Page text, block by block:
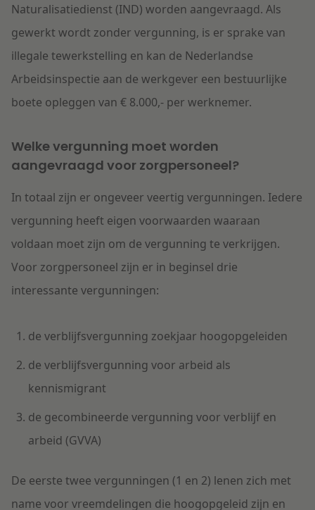
Naturalisatiedienst (IND) worden aangevraagd. Als
gewerkt wordt zonder vergunning, is er sprake van
illegale tewerkstelling en kan de Nederlandse
Arbeidsinspectie aan de werkgever een bestuurlijke
boete opleggen van € 8.000,- per werknemer.
Welke vergunning moet worden
aangevraagd voor zorgpersoneel?
In totaal zijn er ongeveer veertig vergunningen. Iedere
vergunning heeft eigen voorwaarden waaraan
voldaan moet zijn om de vergunning te verkrijgen.
Voor zorgpersoneel zijn er in beginsel drie
interessante vergunningen:
de verblijfsvergunning zoekjaar hoogopgeleiden
de verblijfsvergunning voor arbeid als
kennismigrant
de gecombineerde vergunning voor verblijf en
arbeid (GVVA)
De eerste twee vergunningen (1 en 2) lenen zich met
name voor vreemdelingen die hoogopgeleid zijn en